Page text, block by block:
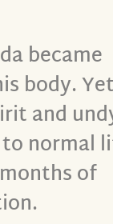
became
body.
and
normal
of